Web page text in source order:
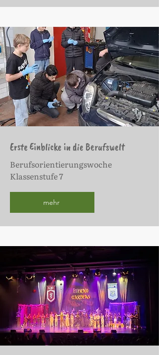
Erste Einblicke in die Berufswelt
Berufsorientierungswoche
Klassenstufe 7
mehr